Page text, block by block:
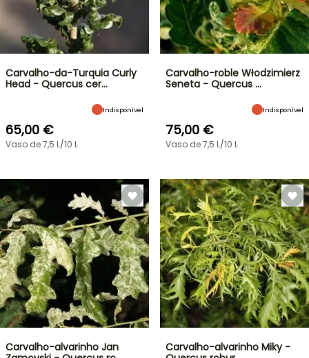
Carvalho-da-Turquia Curly
Head - Quercus cer…
Indisponível
65,00 €
Vaso de 7,5 L/10 L
Carvalho-roble Włodzimierz
Seneta - Quercus …
Indisponível
75,00 €
Vaso de 7,5 L/10 L
Carvalho-alvarinho Jan
Carvalho-alvarinho Miky -